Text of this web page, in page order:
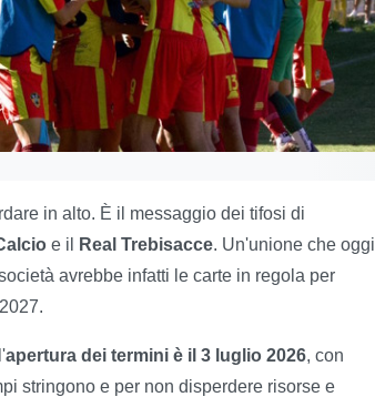
in alto. È il messaggio dei tifosi di
e il Real Trebisacce. Un'unione che oggi
avrebbe infatti le carte in regola per
apertura dei termini è il 3 luglio 2026, con
stringono e per non disperdere risorse e